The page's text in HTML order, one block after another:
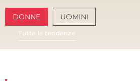
DONNE UOMINI
Tutte le tendenze